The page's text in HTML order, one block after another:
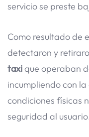
servicio se preste
Como resultado de
detectaron y
taxique operaban
incumpliendo con
condiciones físicas
seguridad al